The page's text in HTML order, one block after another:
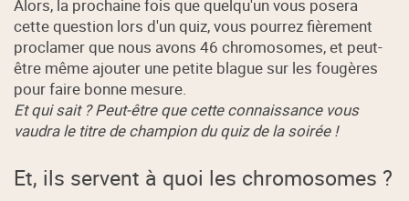
Alors, la prochaine fois que quelqu'un vous posera
cette question lors d'un quiz, vous pourrez fièrement
proclamer que nous avons 46 chromosomes, et peut-
être même ajouter une petite blague sur les fougères
pour faire bonne mesure.
Et qui sait ? Peut-être que cette connaissance vous
vaudra le titre de champion du quiz de la soirée !
Et, ils servent à quoi les chromosomes ?